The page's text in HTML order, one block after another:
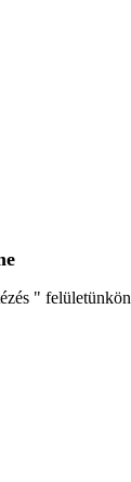
" felületünkön